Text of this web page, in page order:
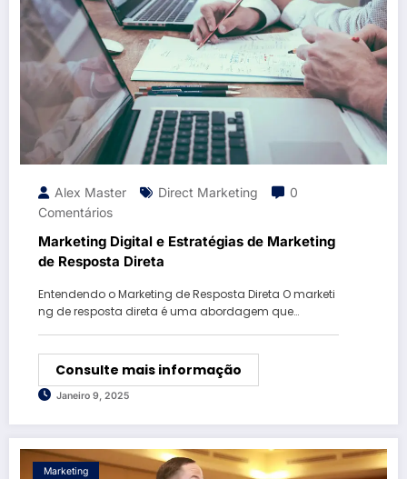
Alex Master Direct Marketing
0
Comentários
Marketing Digital e Estratégias de Marketing
de Resposta Direta
Entendendo o Marketing de Resposta Direta O marketi
ng de resposta direta é uma abordagem que…
Consulte mais informação
Janeiro 9, 2025
Marketing